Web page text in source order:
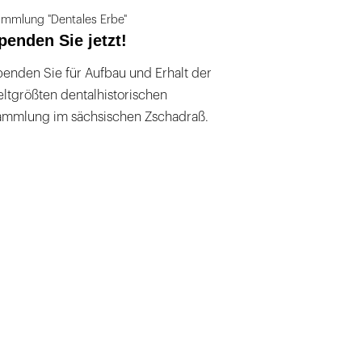
"Dentales Erbe"
Sie jetzt!
Sie für Aufbau und Erhalt der
dentalhistorischen
im sächsischen Zschadraß.